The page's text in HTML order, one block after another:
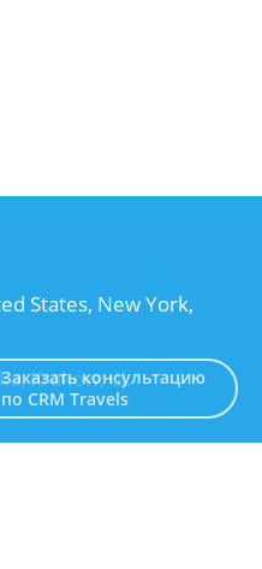
States, New York,
Kraków, ul.
Заказать консультацию
по CRM Travels